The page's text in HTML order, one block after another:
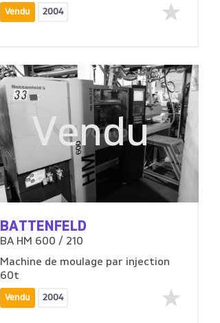
Vendu 2004
Vendu
BATTENFELD
BA HM 600 / 210
Machine de moulage par injection
60t
Vendu 2004